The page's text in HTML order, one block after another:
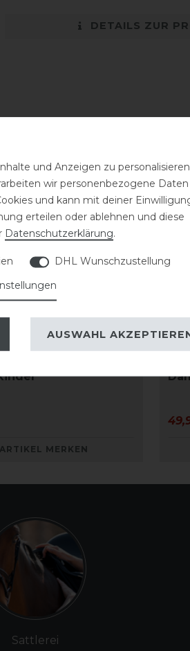
DETAILS ZUR
ARTIKEL MERKEN
Sattlerei
und Anzeigen zu
wir personenbezogene Daten
und kann mit deiner
erteilen oder ablehnen und diese
Daten­schutz­erklärung.
DHL Wunschzustellung
AUSWAHL